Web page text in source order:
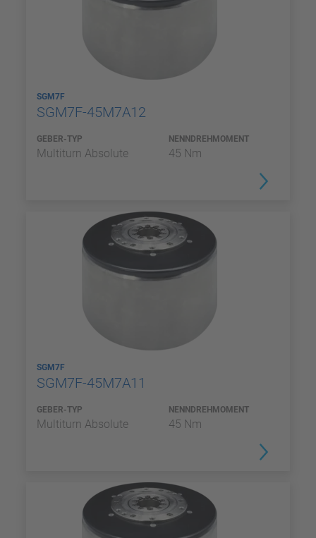
SGM7F
SGM7F-45M7A12
GEBER-TYP
Multiturn Absolute
NENNDREHMOMENT
45 Nm
SGM7F
SGM7F-45M7A11
GEBER-TYP
Multiturn Absolute
NENNDREHMOMENT
45 Nm